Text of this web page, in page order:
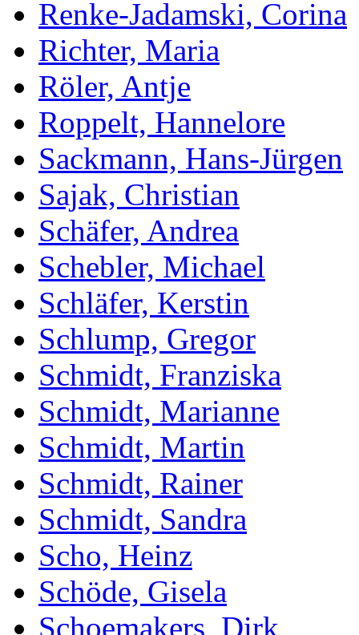
Renke-Jadamski, Corina
Richter, Maria
Röler, Antje
Roppelt, Hannelore
Sackmann, Hans-Jürgen
Sajak, Christian
Schäfer, Andrea
Schebler, Michael
Schläfer, Kerstin
Schlump, Gregor
Schmidt, Franziska
Schmidt, Marianne
Schmidt, Martin
Schmidt, Rainer
Schmidt, Sandra
Scho, Heinz
Schöde, Gisela
Schoemakers, Dirk